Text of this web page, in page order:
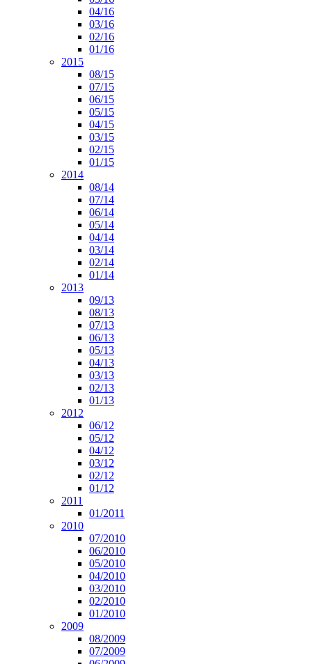
04/16
03/16
02/16
01/16
2015
08/15
07/15
06/15
05/15
04/15
03/15
02/15
01/15
2014
08/14
07/14
06/14
05/14
04/14
03/14
02/14
01/14
2013
09/13
08/13
07/13
06/13
05/13
04/13
03/13
02/13
01/13
2012
06/12
05/12
04/12
03/12
02/12
01/12
2011
01/2011
2010
07/2010
06/2010
05/2010
04/2010
03/2010
02/2010
01/2010
2009
08/2009
07/2009